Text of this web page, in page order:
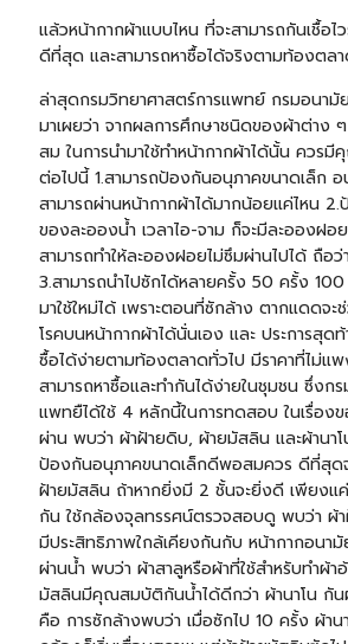
แล้วหน้ากากผ้าแบบไหน ที่จะสามารถกันเชื้อไ
ดีที่สุด และสามารถหาซื้อได้จริงตามท้องตลา
ล่าสุดกรมวิทยาศาสตร์การแพทย์ กรมอนา
มาเผยว่า จากผลการศึกษาชนิดของผ้าต่าง ๆ
สม ในการนำมาใช้ทำหน้ากากผ้าได้นั้น คว
ต่อไปนี้ 1.สามารถป้องกันอนุภาคขนาดเล็ก
สามารถผ่านหน้ากากผ้าได้มากน้อยแค่ไหน
ของละอองน้ำ เวลาไอ-จาม ก็จะมีละอองฝ
สามารถทำให้ละอองฝอยไม่ซึมผ่านไปได้ ถือ
3.สามารถนำไปซักได้หลายครั้ง 50 ครั้ง
มาใช้ใหม่ได้ เพราะตอนที่ซักล้าง ตากแดดจะ
โรคบนหน้ากากผ้าได้นั่นเอง และ ประการสุ
ซื้อได้ง่ายตามท้องตลาดทั่วไป มีราคาที่ไม่แ
สามารถหาซื้อและทำกันได้ง่ายในชุมชน ซึ่งก
แพทยืได้ใช้ 4 หลักนี้ในการทดสอบ ในเรื่อง
ผ่าน พบว่า ผ้าฝ้ายดิบ, ผ้ายมัสลิน และผ้าน
ป้องกันอนุภาคขนาดเล็กดีพอสมควร ดีที่สุดจ
ฝ้ายมัสลิน ถ้าหากยิ่งมี 2 ชั้นจะยิ่งดี เพียงแ
กัน ใช้กล้องจุลทรรศน์ตรวจสอบดู พบว่า ผ้
มีประสิทธิภาพใกล้เคียงกันกับ หน้ากากอนา
ผ่านน้ำ พบว่า ผ้าสาลูหรือผ้าที่ใช้สำหรับทำผ้า
มัสลินมีคุณสมบัติกันน้ำได้ดีกว่า ผ้านาโน กั
คือ การซักล้างพบว่า เมื่อซักไป 10 ครั้ง ผ้า